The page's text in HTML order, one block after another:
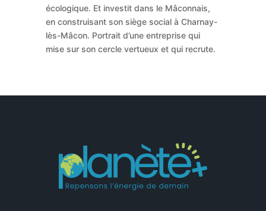
écologique. Et investit dans le Mâconnais,
en construisant son siège social à Charnay-
lès-Mâcon. Portrait d’une entreprise qui
mise sur son cercle vertueux et qui recrute.